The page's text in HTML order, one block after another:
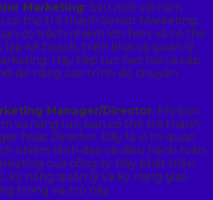
Marketing: Sau một vài năm
có thể trở thành Senior Marketing.
có trách nhiệm lớn hơn, và có thể
lập kế hoạch, triển khai và quản lý
Hãy tiếp tục học hỏi và cập
để nâng cao trình độ chuyên
Manager/Director: Khi bạn
và năng lực, bạn có thể trở thành
hoặc Director. Đây là vị trí quản
nhiệm lãnh đạo và điều hành toàn
của công ty. Hãy phát triển
kỹ năng quản lý và kỹ năng giao
trong vai trò này.